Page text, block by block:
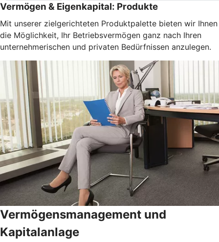
Vermögen & Eigenkapital: Produkte
Mit unserer zielgerichteten Produktpalette bieten wir Ihnen
die Möglichkeit, Ihr Betriebsvermögen ganz nach Ihren
unternehmerischen und privaten Bedürfnissen anzulegen.
Vermögensmanagement und
Kapitalanlage